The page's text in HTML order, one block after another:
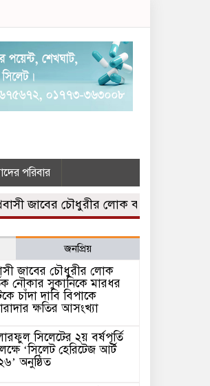
পরিবার
জাবের চৌধুরীর লোক কর্তৃক নৌকার
জনপ্রিয়
জাবের চৌধুরীর লোক
নৌকার সুকানিকে মারধর
চাঁদা দাবি বিপাকে
ক্ষতির আসংখ্যা
সিলেটের ২য় বর্ষপূর্তি
‘সিলেট হেরিটেজ আর্ট
অনুষ্ঠিত